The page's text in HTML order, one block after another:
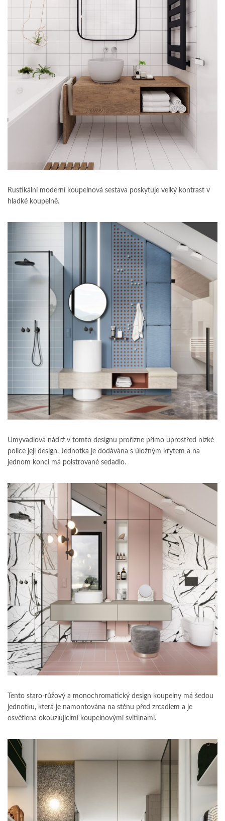
Rustikální moderní koupelnová sestava poskytuje velký kontrast v
hladké koupelně.
Umyvadlová nádrž v tomto designu prořízne přímo uprostřed nízké
police její design. Jednotka je dodávána s úložným krytem a na
jednom konci má polstrované sedadlo.
Tento staro-růžový a monochromatický design koupelny má šedou
jednotku, která je namontována na stěnu před zrcadlem a je
osvětlená okouzlujícími koupelnovými svítilnami.